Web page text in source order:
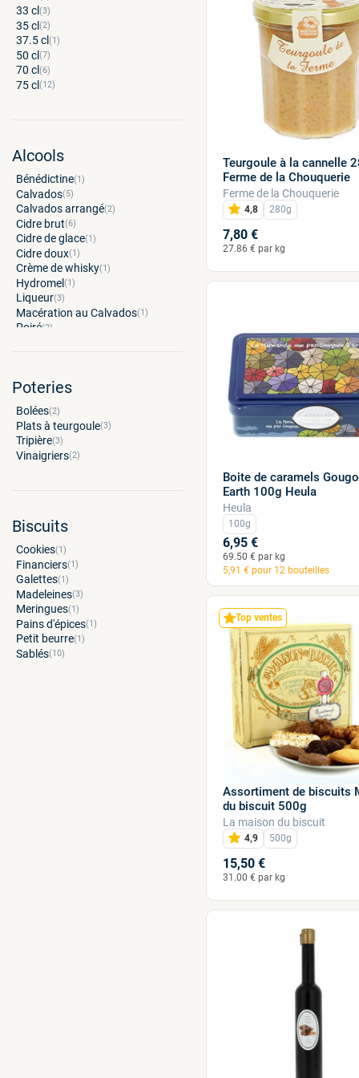
Les pains d'épices de Bertrand
Les P’tites Cabines
Les Sablés d'Asnelles
Les Savons d'Achille
Made in Calvados
Maison Côte & Bocage
Maison Hérout
Poterie Turgis
Terres Normandes
Thé Tatasse
Vergers de la Morinière
310 (5)
320 (1)
350 (2)
390 (1)
400 (4)
490 (1)
800 (2)
1000 (1)
3000
33 (3)
35 (2)
37.5 (1)
50 (7)
70 (6)
75 (12)
Alcools
Bénédictine(1)
Calvados(5)
Calvados arrangé(2)
Cidre brut(6)
Cidre de glace(1)
Cidre doux(1)
Crème de whisky(1)
Hydromel(1)
Liqueur(3)
Macération au Calvados(1)
Poiré(2)
Vin blanc(1)
Poteries
Bolées(2)
Plats à teurgoule(3)
Tripière(3)
Vinaigriers(2)
Biscuits
Cookies(1)
Financiers(1)
Galettes(1)
Madeleines(3)
Meringues(1)
Pains d'épices(1)
Petit beurre(1)
Sablés(10)
Teurgoule à la cannelle
Ferme de la Chouquerie
Ferme de la Chouquerie
4,8 280g
7,80 €
27.86 € par kg
Boite de caramels
Earth 100g Heula
Heula
100g
6,95 €
69.50 € par kg
5,91 € pour 12 bouteilles
Top ventes
Assortiment de biscuits
du biscuit 500g
La maison du biscuit
4,9 500g
15,50 €
31.00 € par kg